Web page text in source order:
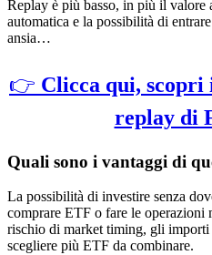
Replay è più basso, in più il valore
automatica e la possibilità di
ansia…
👉 Clicca qui, scopri
replay di
Quali sono i vantaggi di
La possibilità di investire senza
comprare ETF o fare le operazioni
rischio di market timing, gli importi
scegliere più ETF da combinare.